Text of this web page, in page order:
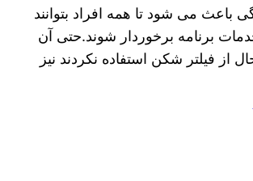
باعث می‌ شود تا همه افراد بتوانند
برنامه برخوردار شوند.حتی آن‌
از فیلتر شکن استفاده نکردند نیز